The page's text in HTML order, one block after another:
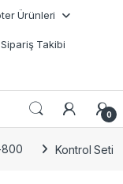
Ürünleri
Sipariş Takibi
0
Kontrol Seti